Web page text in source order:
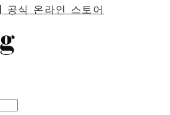
공식 온라인 스토어